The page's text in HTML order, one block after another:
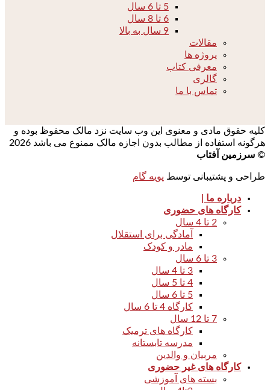
5 تا 6 سال
6 تا 8 سال
9 سال به بالا
مقالات
پروژه ها
معرفی کتاب
گالری
تماس با ما
کلیه حقوق مادی و معنوی این وب سایت نزد مالک محفوظ بوده و
هرگونه استفاده از مطالب بدون اجازه مالک ممنوع می باشد 2026
© سرزمین آفتاب
طراحی و پشتیبانی توسط پویه گام
درباره ما |
کارگاه های حضوری
2 تا 4 سال
آمادگی برای استقلال
مادر و کودک
3 تا 6 سال
3 تا 4 سال
4 تا 5 سال
5 تا 6 سال
کارگاه 4 تا 6 سال
7 تا 12 سال
کارگاه های ترمیک
مدرسه تابستانه
مربیان و والدین
کارگاه های غیر حضوری
بسته های آموزشی